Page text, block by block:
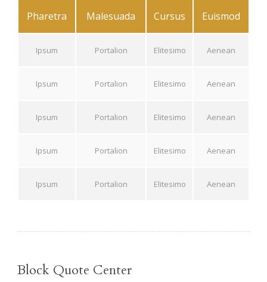
Pharetra Malesuada Cursus Euismod
Ipsum Portalion Elitesimo Aenean
Ipsum Portalion Elitesimo Aenean
Ipsum Portalion Elitesimo Aenean
Ipsum Portalion Elitesimo Aenean
Ipsum Portalion Elitesimo Aenean
Block Quote Center